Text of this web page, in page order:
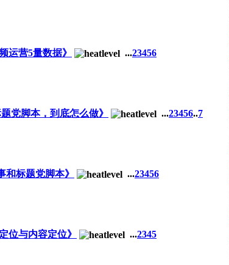
运营5量数据》 ...23456
党脚本，到底怎么做》 ...23456..7
和标题党脚本》 ...23456
位与内容定位》 ...2345